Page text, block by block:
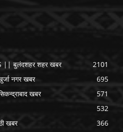
|| बुलंदशहर शहर खबर
2101
नगर खबर
695
खबर
571
532
खबर
366